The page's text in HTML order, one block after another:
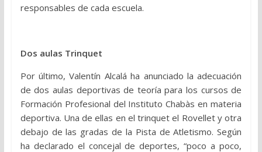
responsables de cada escuela.
Dos aulas Trinquet
Por último, Valentín Alcalá ha anunciado la adecuación
de dos aulas deportivas de teoría para los cursos de
Formación Profesional del Instituto Chabàs en materia
deportiva. Una de ellas en el trinquet el Rovellet y otra
debajo de las gradas de la Pista de Atletismo. Según
ha declarado el concejal de deportes, “poco a poco,